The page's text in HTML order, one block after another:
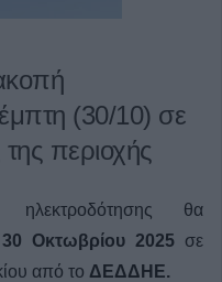
(30/10) σε
της περιοχής
ηλεκτροδότησης θα
Οκτωβρίου 2025 σε
από το ΔΕΔΔΗΕ.